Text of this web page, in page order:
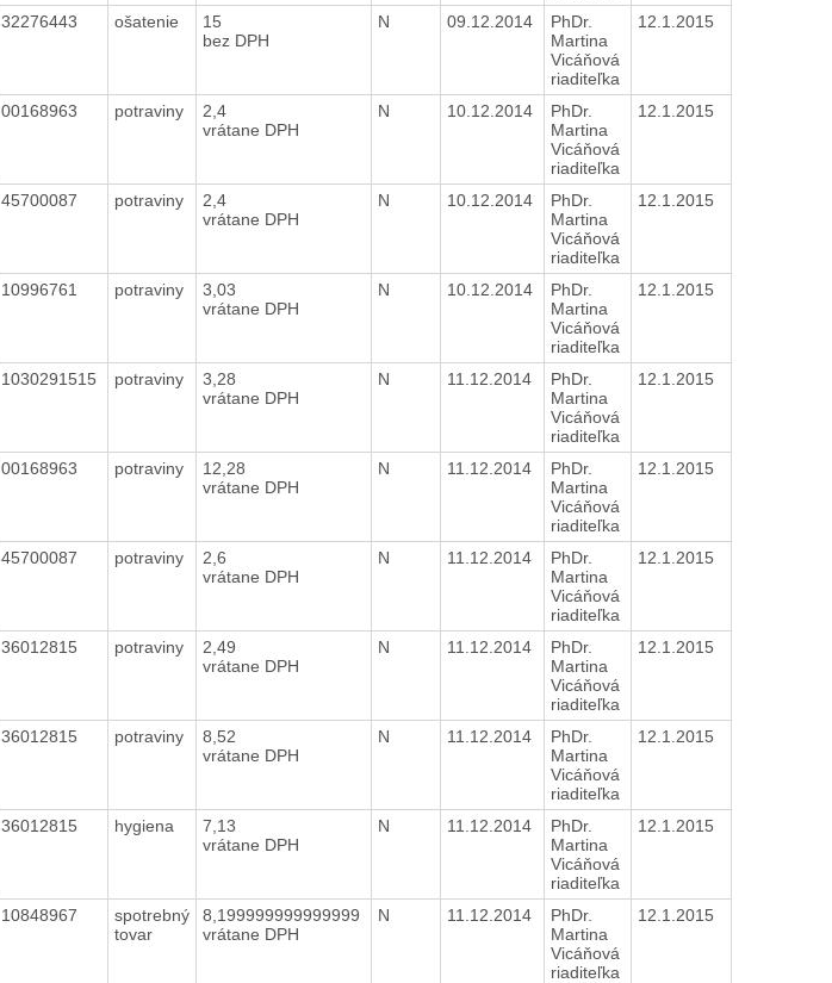
32276443 ošatenie
15
bez DPH
N 09.12.2014
PhDr.
Martina
Vicáňová
riaditeľka
12.1.2015
00168963 potraviny
2,4
vrátane DPH
N 10.12.2014
PhDr.
Martina
Vicáňová
riaditeľka
12.1.2015
45700087 potraviny
2,4
vrátane DPH
N 10.12.2014
PhDr.
Martina
Vicáňová
riaditeľka
12.1.2015
10996761 potraviny
3,03
vrátane DPH
N 10.12.2014
PhDr.
Martina
Vicáňová
riaditeľka
12.1.2015
1030291515 potraviny
3,28
vrátane DPH
N 11.12.2014
PhDr.
Martina
Vicáňová
riaditeľka
12.1.2015
00168963 potraviny
12,28
vrátane DPH
N 11.12.2014
PhDr.
Martina
Vicáňová
riaditeľka
12.1.2015
45700087 potraviny
2,6
vrátane DPH
N 11.12.2014
PhDr.
Martina
Vicáňová
riaditeľka
12.1.2015
36012815 potraviny
2,49
vrátane DPH
N 11.12.2014
PhDr.
Martina
Vicáňová
riaditeľka
12.1.2015
36012815 potraviny
8,52
vrátane DPH
N 11.12.2014
PhDr.
Martina
Vicáňová
riaditeľka
12.1.2015
36012815 hygiena
7,13
vrátane DPH
N 11.12.2014
PhDr.
Martina
Vicáňová
riaditeľka
12.1.2015
10848967
spotrebný
tovar
8,199999999999999
vrátane DPH
N 11.12.2014
PhDr.
Martina
Vicáňová
riaditeľka
12.1.2015